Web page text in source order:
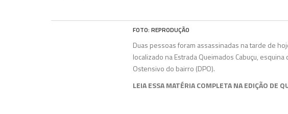
FOTO: REPRODUÇÃO
Duas pessoas foram assassinadas na tarde de
localizado na Estrada Queimados Cabuçu,
Ostensivo do bairro (DPO).
LEIA ESSA MATÉRIA COMPLETA NA EDIÇÃO DE